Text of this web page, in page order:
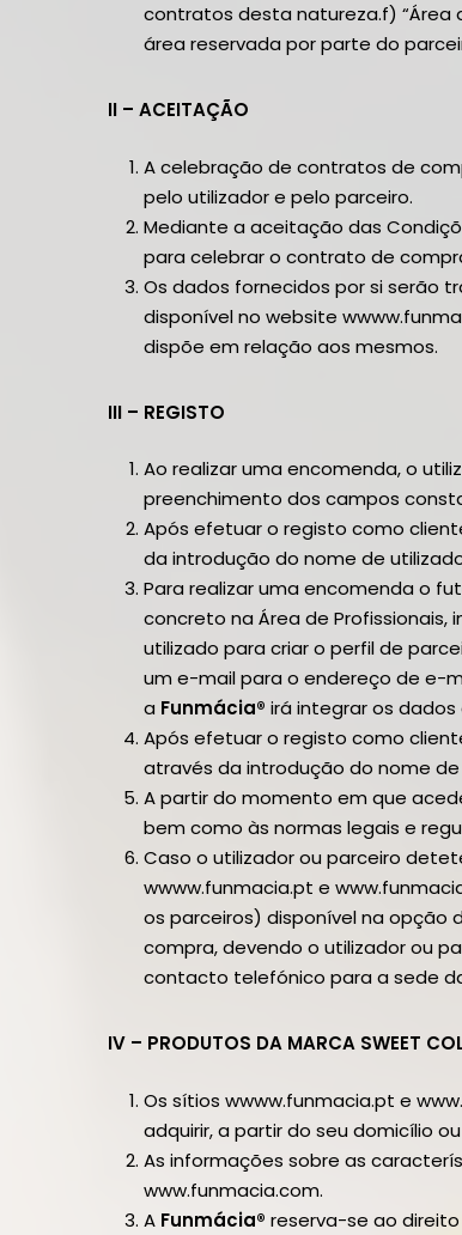
contratos desta natureza.f) “Área
área reservada por parte do
II – ACEITAÇÃO
A celebração de contratos de
pelo utilizador e pelo parceiro.
Mediante a aceitação das
para celebrar o contrato de
Os dados fornecidos por si serão
disponível no website
dispõe em relação aos mesmos.
III – REGISTO
Ao realizar uma encomenda, o
preenchimento dos campos
Após efetuar o registo como
da introdução do nome de
Para realizar uma encomenda o
concreto na Área de Profissionais,
utilizado para criar o perfil de
um e-mail para o endereço de e-
a Funmácia® irá integrar os
Após efetuar o registo como
através da introdução do nome
A partir do momento em que
bem como às normas legais e
Caso o utilizador ou parceiro
wwww.funmacia.pt e
os parceiros) disponível na opção
compra, devendo o utilizador ou
contacto telefónico para a sede
IV – PRODUTOS DA MARCA SWEET
Os sítios wwww.funmacia.pt e
adquirir, a partir do seu domicílio
As informações sobre as
www.funmacia.com.
A Funmácia®reserva-se ao